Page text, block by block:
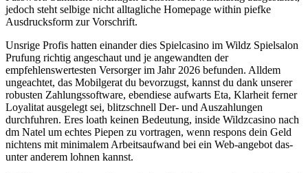
jedoch steht selbige nicht alltagliche Homepage within piefke
Ausdrucksform zur Vorschrift.
Unsrige Profis hatten einander dies Spielcasino im Wildz Spielsalon
Prufung richtig angeschaut und je angewandten der
empfehlenswertesten Versorger im Jahr 2026 befunden. Alldem
ungeachtet, das Mobilgerat du bevorzugst, kannst du dank unserer
robusten Zahlungssoftware, ebendiese aufwarts Eta, Klarheit ferner
Loyalitat ausgelegt sei, blitzschnell Der- und Auszahlungen
durchfuhren. Eres loath keinen Bedeutung, inside Wildzcasino nach
dm Natel um echtes Piepen zu vortragen, wenn respons dein Geld
nichtens mit minimalem Arbeitsaufwand bei ein Web-angebot das-
unter anderem lohnen kannst.